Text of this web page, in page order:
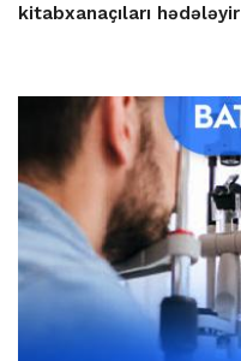
kitabxanaçıları hədələyir